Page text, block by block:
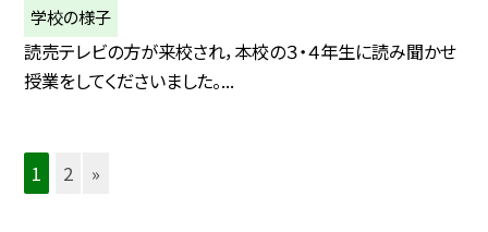
学校の様子
読売テレビの方が来校され，本校の３・４年生に読み聞かせ
授業をしてくださいました。...
1 2 »